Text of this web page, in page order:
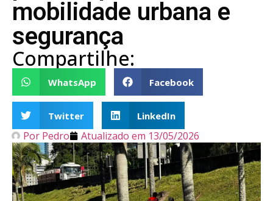
mobilidade urbana e
segurança
Compartilhe:
WhatsApp Facebook
Twitter LinkedIn
Por Pedro Atualizado em 13/05/2026